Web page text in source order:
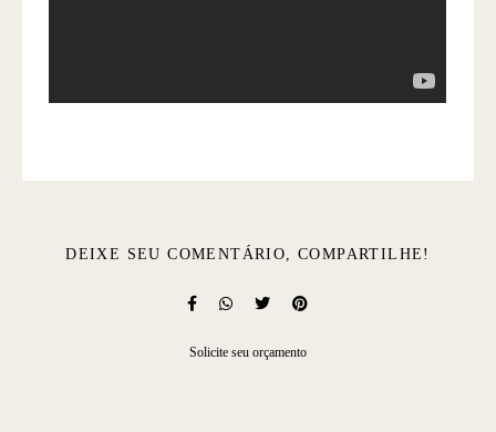
DEIXE SEU COMENTÁRIO, COMPARTILHE!
Solicite seu orçamento